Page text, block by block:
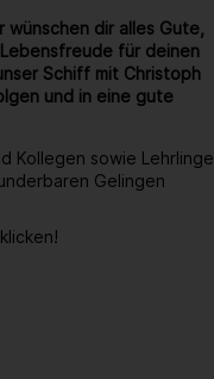
wünschen dir alles Gute,
für deinen
Schiff mit Christoph
und in eine gute
Kollegen sowie
Gelingen